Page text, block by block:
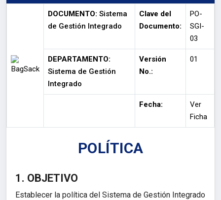
DOCUMENTO: Sistema
de Gestión Integrado
Clave del
Documento:
PO-
SGI-
03
DEPARTAMENTO:
Sistema de Gestión
Integrado
Versión
No.:
01
Fecha:
Ver
Ficha
POLÍTICA
1. OBJETIVO
Establecer la política del Sistema de Gestión Integrado